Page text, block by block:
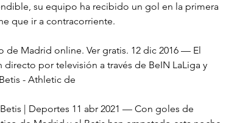
su equipo ha recibido un gol en la primera
que ir a contracorriente.
de Madrid online. Ver gratis. 12 dic 2016 — El
por televisión a través de BeIN LaLiga y
- Athletic de
| Deportes 11 abr 2021 — Con goles de